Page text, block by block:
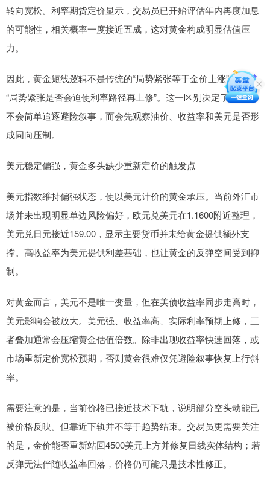
转向宽松。利率期货定价显示，交易员已开始评估年内再度加息
的可能性，相关概率一度接近五成，这对黄金构成明显估值压
力。
因此，黄金短线逻辑不是传统的“局势紧张等于金价上涨”，而是
“局势紧张是否会迫使利率路径再上修”。这一区别决定了交易盘
不会简单追逐避险叙事，而会先观察油价、收益率和美元是否形
成同向压制。
美元稳定偏强，黄金多头缺少重新定价的触发点
美元指数维持偏强状态，使以美元计价的黄金承压。当前外汇市
场并未出现明显单边风险偏好，欧元兑美元在1.1600附近整理，
美元兑日元接近159.00，显示主要货币并未给黄金提供额外支
撑。高收益率为美元提供利差基础，也让黄金的反弹空间受到抑
制。
对黄金而言，美元不是唯一变量，但在美债收益率同步走高时，
美元影响会被放大。美元强、收益率高、实际利率预期上修，三
者叠加通常会压缩黄金估值倍数。除非出现收益率快速回落，或
市场重新定价宽松预期，否则黄金很难仅凭避险叙事恢复上行斜
率。
需要注意的是，当前价格已接近技术下轨，说明部分空头动能已
被价格反映。但靠近下轨并不等于趋势结束。交易员更需要关注
的是，金价能否重新站回4500美元上方并修复日线实体结构；若
反弹无法伴随收益率回落，价格仍可能只是技术性修正。